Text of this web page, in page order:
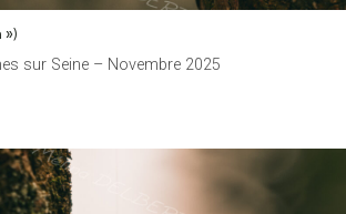
»)
sur Seine – Novembre 2025